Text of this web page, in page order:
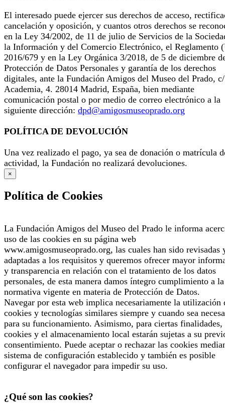
El interesado puede ejercer sus derechos de acceso,
cancelación y oposición, y cuantos otros derechos se
en la Ley 34/2002, de 11 de julio de Servicios de la
la Información y del Comercio Electrónico, el Reglamento
2016/679 y en la Ley Orgánica 3/2018, de 5 de diciembre
Protección de Datos Personales y garantía de los derechos
digitales, ante la Fundación Amigos del Museo del Prado,
Academia, 4. 28014 Madrid, España, bien mediante
comunicación postal o por medio de correo electrónico a la
siguiente dirección: dpd@amigosmuseoprado.org
POLÍTICA DE DEVOLUCIÓN
Una vez realizado el pago, ya sea de donación o matrícula
actividad, la Fundación no realizará devoluciones.
×
Política de Cookies
La Fundación Amigos del Museo del Prado le informa
uso de las cookies en su página web
www.amigosmuseoprado.org, las cuales han sido revisadas
adaptadas a los requisitos y queremos ofrecer mayor
y transparencia en relación con el tratamiento de los datos
personales, de esta manera damos íntegro cumplimiento a la
normativa vigente en materia de Protección de Datos.
Navegar por esta web implica necesariamente la utilización
cookies y tecnologías similares siempre y cuando sea
para su funcionamiento. Asimismo, para ciertas finalidades,
cookies y el almacenamiento local estarán sujetas a su
consentimiento. Puede aceptar o rechazar las cookies
sistema de configuración establecido y también es posible
configurar el navegador para impedir su uso.
¿Qué son las cookies?